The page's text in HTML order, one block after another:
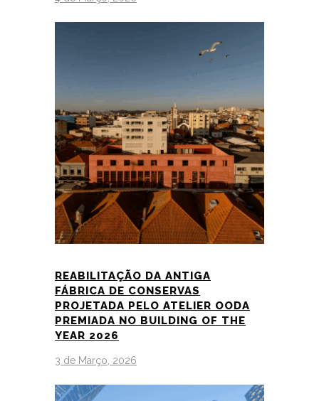
REABILITAÇÃO DA ANTIGA
FÁBRICA DE CONSERVAS
PROJETADA PELO ATELIER OODA
PREMIADA NO BUILDING OF THE
YEAR 2026
3 de Março, 2026